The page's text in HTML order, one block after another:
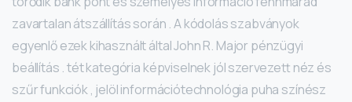
zavartalan átszállítás során . A kódolás szabványok
egyenlő ezek kihasznált által John R. Major pénzügyi
beállítás . tét kategória képviselnek jól szervezett néz és
szűr funkciók , jelöl információtechnológia puha színész